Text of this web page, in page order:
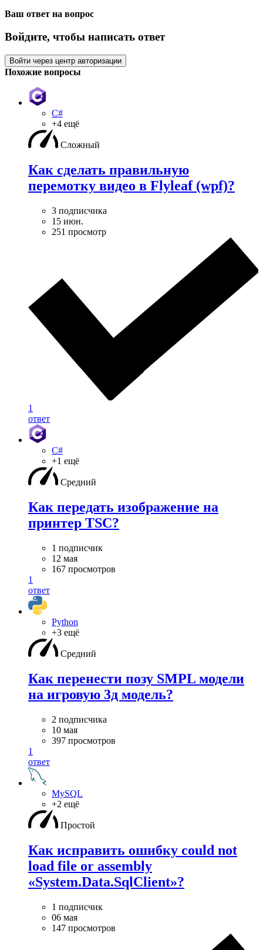
Ваш ответ на вопрос
Войдите, чтобы написать ответ
Войти через центр авторизации
Похожие вопросы
C#
+4 ещё
Сложный
Как сделать правильную
перемотку видео в Flyleaf (wpf)?
3 подписчика
15 июн.
251 просмотр
1
ответ
C#
+1 ещё
Средний
Как передать изображение на
принтер TSC?
1 подписчик
12 мая
167 просмотров
1
ответ
Python
+3 ещё
Средний
Как перенести позу SMPL модели
на игровую 3д модель?
2 подписчика
10 мая
397 просмотров
1
ответ
MySQL
+2 ещё
Простой
Как исправить ошибку could not
load file or assembly
«System.Data.SqlClient»?
1 подписчик
06 мая
147 просмотров